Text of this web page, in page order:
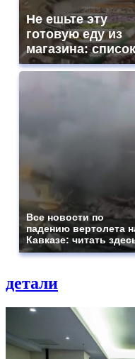
Не ешьте эту
готовую еду из
магазина: список
Все новости по
падению вертолета
Кавказе: читать
детали